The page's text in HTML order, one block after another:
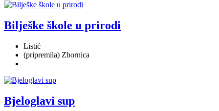
Bilješke škole u prirodi
Listić
(pripremila) Zbornica
Bjeloglavi sup